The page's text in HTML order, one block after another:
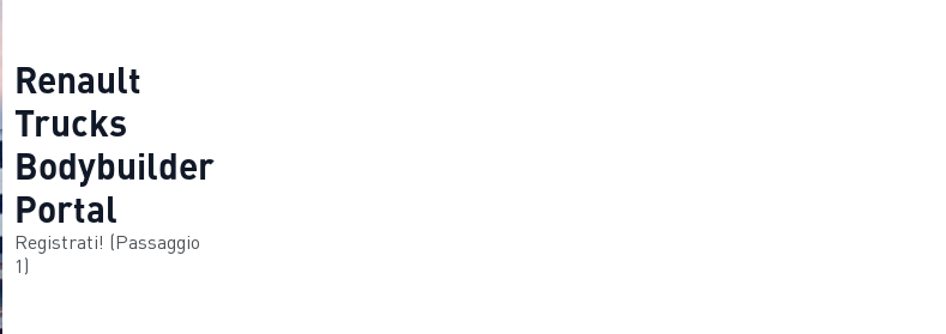
Renault
Trucks
Bodybuilder
Portal
Registrati! (Passaggio
1 )